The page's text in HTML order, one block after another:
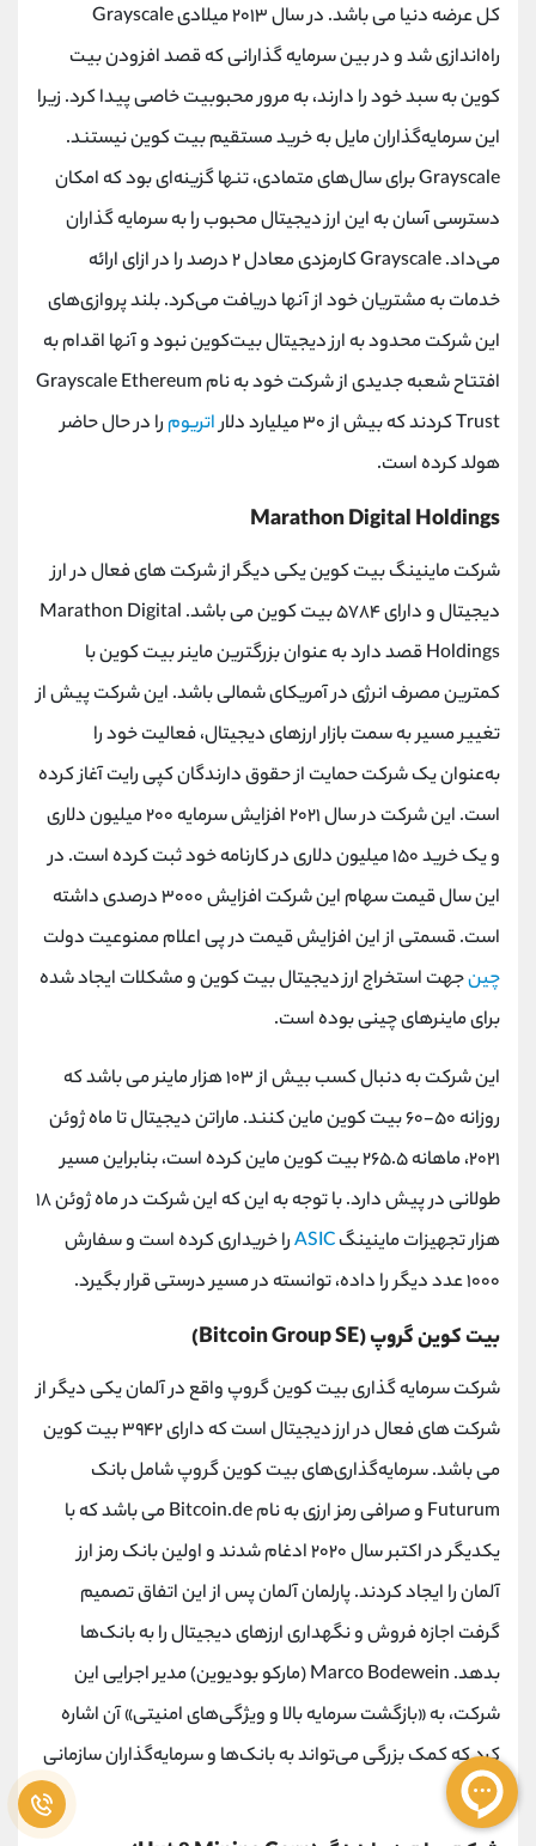
کل عرضه دنیا می باشد. در سال ۲۰۱۳ میلادی Grayscale
راه‌اندازی شد و در بین سرمایه‌ گذارانی که قصد افزودن بیت
کوین به سبد خود را دارند، به مرور محبوبیت خاصی پیدا کرد. زیرا
این سرمایه‌گذاران مایل به خرید مستقیم بیت کوین نیستند.
Grayscale برای سال‌های متمادی، تنها گزینه‌ای بود که امکان
دسترسی آسان به این ارز دیجیتال محبوب را به سرمایه گذاران
می‌داد. Grayscale کارمزدی معادل ۲ درصد را در ازای ارائه
خدمات به مشتریان خود از آنها دریافت می‌کرد. بلند پروازی‌های
این شرکت محدود به ارز دیجیتال بیت‌کوین نبود و آنها اقدام به
افتتاح شعبه جدیدی از شرکت خود به نام Grayscale Ethereum
Trust کردند که بیش از ۳۰ میلیارد دلار
اتریوم را در حال حاضر
هولد کرده است.
Marathon Digital Holdings
شرکت ماینینگ بیت کوین یکی دیگر از شرکت های فعال در ارز
دیجیتال و دارای ۵۷۸۴ بیت کوین می باشد. Marathon Digital
Holdings قصد دارد به عنوان بزرگترین ماینر بیت کوین با
کمترین مصرف انرژی در آمریکای شمالی باشد. این شرکت پیش از
تغییر مسیر به سمت بازار ارزهای دیجیتال، فعالیت خود را
به‌عنوان یک شرکت حمایت از حقوق دارندگان کپی ‌رایت آغاز کرده
است. این شرکت در سال ۲۰۲۱ افزایش سرمایه ۲۰۰ میلیون دلاری
و یک خرید ۱۵۰ میلیون دلاری در کارنامه خود ثبت کرده است. در
این سال قیمت سهام این شرکت افزایش ۳۰۰۰ درصدی داشته
است. قسمتی از این افزایش قیمت در پی اعلام ممنوعیت دولت
چینجهت استخراج ارز دیجیتال بیت کوین و مشکلات ایجاد شده
برای ماینرهای چینی بوده است.
این شرکت به دنبال کسب بیش از ۱۰۳ هزار ماینر می باشد که
روزانه ۵۰-۶۰ بیت کوین ماین کنند. ماراتن دیجیتال تا ماه ژوئن
۲۰۲۱، ماهانه ۲۶۵.۵ بیت کوین ماین کرده است، بنابراین مسیر
طولانی در پیش دارد. با توجه به این که این شرکت در ماه ژوئن ۱۸
هزار تجهیزات ماینینگASICرا خریداری کرده است و سفارش
۱۰۰۰ عدد دیگر را داده، توانسته در مسیر درستی قرار بگیرد.
بیت کوین گروپ (Bitcoin Group SE)
شرکت سرمایه‌ گذاری بیت کوین گروپ واقع در آلمان یکی دیگر از
شرکت های فعال در ارز دیجیتال است که دارای ۳۹۴۲ بیت کوین
می باشد. سرمایه‌گذاری‌های بیت کوین گروپ شامل بانک
Futurum و صرافی رمز ارزی به‌ نام Bitcoin.de می باشد که با
یکدیگر در اکتبر سال ۲۰۲۰ ادغام شدند و اولین بانک رمز ارز
آلمان را ایجاد کردند. پارلمان آلمان پس از این اتفاق تصمیم
گرفت اجازه فروش و نگهداری ارزهای دیجیتال را به بانک‌ها
بدهد. Marco Bodewein (مارکو بودیوین) مدیر اجرایی این
شرکت، به «بازگشت سرمایه بالا و ویژگی‌های امنیتی» آن اشاره
کرد که کمک بزرگی می‌تواند به بانک‌ها و سرمایه‌گذاران سازمانی
کند.